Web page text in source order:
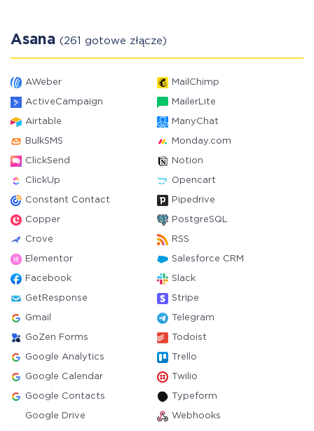
Asana (261 gotowe złącze)
AWeber MailChimp
ActiveCampaign MailerLite
Airtable ManyChat
BulkSMS Monday.com
ClickSend Notion
ClickUp Opencart
Constant Contact Pipedrive
Copper PostgreSQL
Crove RSS
Elementor Salesforce CRM
Facebook Slack
GetResponse Stripe
Gmail Telegram
GoZen Forms Todoist
Google Analytics Trello
Google Calendar Twilio
Google Contacts Typeform
Google Drive Webhooks